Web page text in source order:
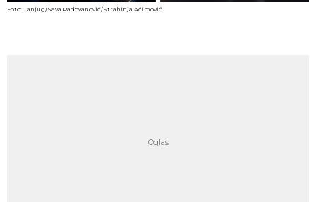
Foto: Tanjug/Sava Radovanović/Strahinja Aćimović